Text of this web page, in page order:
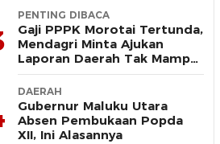
PENTING DIBACA
Gaji PPPK Morotai Tertunda,
Mendagri Minta Ajukan
Laporan Daerah Tak Mampu
Bayar Pegawai
DAERAH
Gubernur Maluku Utara
Absen Pembukaan Popda
XII, Ini Alasannya